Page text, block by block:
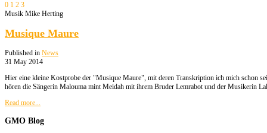
0 1 2 3
Musik Mike Herting
Musique Maure
Published in News
31 May 2014
Hier eine kleine Kostprobe der "Musique Maure", mit deren Transkription ich mich schon
hören die Sängerin Malouma mint Meidah mit ihrem Bruder Lemrabot und der Musikerin
Read more...
GMO Blog